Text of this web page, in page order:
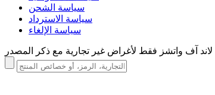
سياسة الشحن
سياسة الاسترداد
سياسة الإلغاء